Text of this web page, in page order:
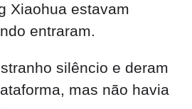
Xiaohua estavam
entraram.
silêncio e deram
mas não havia